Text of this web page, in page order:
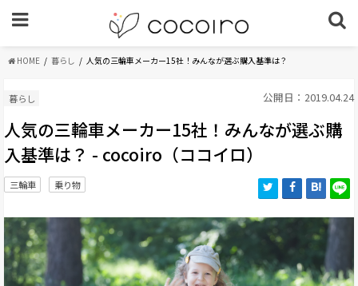
HOME 暮らし 人気の三輪車メーカー15社！みんなが選ぶ購入基準は？
暮らし 公開日：2019.04.24
人気の三輪車メーカー15社！みんなが選ぶ購
入基準は？ - cocoiro（ココイロ）
三輪車 乗り物